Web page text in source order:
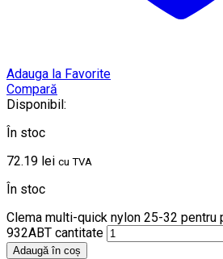
Adauga la Favorite
Compară
Disponibil:
În stoc
72.19 lei cu TVA
În stoc
Clema multi-quick nylon 25-32
932ABT cantitate
Adaugă în coș